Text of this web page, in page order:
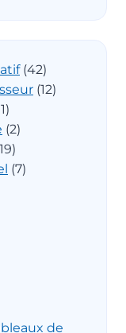
(42)
(12)
(2)
(7)
de